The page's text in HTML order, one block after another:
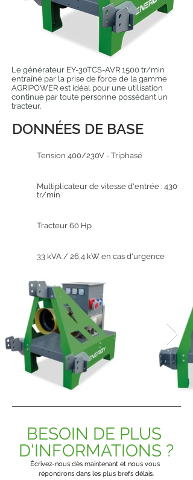
Le générateur EY-30TCS-AVR 1500 tr/min
entraîné par la prise de force de la gamme
AGRIPOWER est idéal pour une utilisation
continue par toute personne possédant un
tracteur.
DONNÉES DE BASE
Tension 400/230V - Triphasé
Multiplicateur de vitesse d'entrée : 430
tr/min
Tracteur 60 Hp
33 kVA / 26,4 kW en cas d'urgence
BESOIN DE PLUS
D'INFORMATIONS ?
Écrivez-nous dès maintenant et nous vous
répondrons dans les plus brefs délais.